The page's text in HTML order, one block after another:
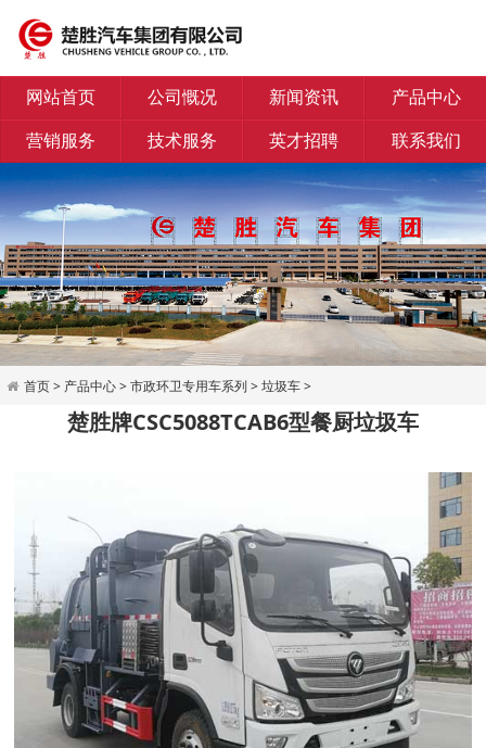
网站首页 公司慨况 新闻资讯
产品中心
营销服务
技术服务 英才招聘 联系我们
首页> 产品中心>市政环卫专用车系列>垃圾车>
楚胜牌CSC5088TCAB6型餐厨垃圾车